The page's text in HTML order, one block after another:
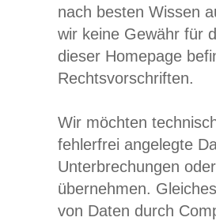
nach besten Wissen
wir keine Gewähr für
dieser Homepage
Rechtsvorschriften.
Wir möchten
fehlerfrei angelegte
Unterbrechungen
übernehmen.
von Daten durch